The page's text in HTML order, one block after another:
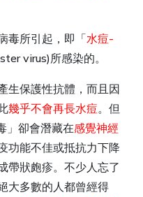
毒所引起，即「水痘-
virus)所感染的。
生保護性抗體，而且因
幾乎不會再長水痘。但
」卻會潛藏在感覺神經
功能不佳或抵抗力下降
帶狀皰疹。不少人忘了
大多數的人都曾經得